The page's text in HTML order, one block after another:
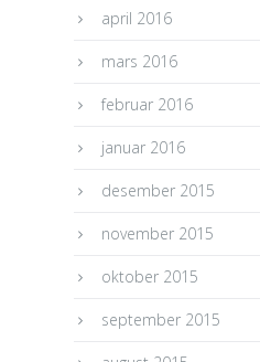
april 2016
mars 2016
februar 2016
januar 2016
desember 2015
november 2015
oktober 2015
september 2015